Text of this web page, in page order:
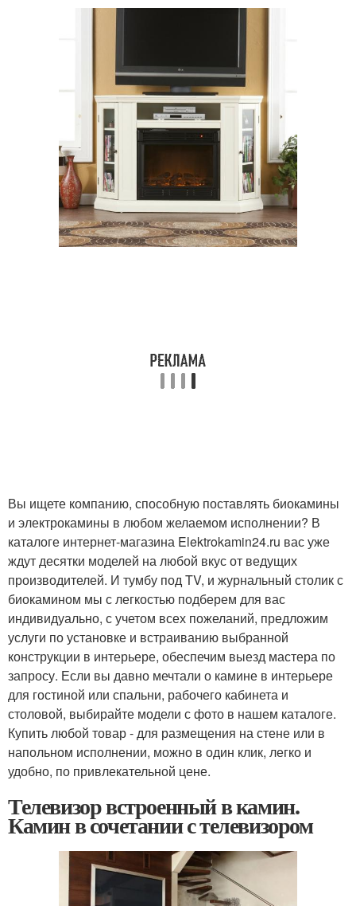
Вы ищете компанию, способную поставлять биокамины
и электрокамины в любом желаемом исполнении? В
каталоге интернет-магазина Elektrokamin24.ru вас уже
ждут десятки моделей на любой вкус от ведущих
производителей. И тумбу под TV, и журнальный столик с
биокамином мы с легкостью подберем для вас
индивидуально, с учетом всех пожеланий, предложим
услуги по установке и встраиванию выбранной
конструкции в интерьере, обеспечим выезд мастера по
запросу. Если вы давно мечтали о камине в интерьере
для гостиной или спальни, рабочего кабинета и
столовой, выбирайте модели с фото в нашем каталоге.
Купить любой товар - для размещения на стене или в
напольном исполнении, можно в один клик, легко и
удобно, по привлекательной цене.
Телевизор встроенный в камин.
Камин в сочетании с телевизором